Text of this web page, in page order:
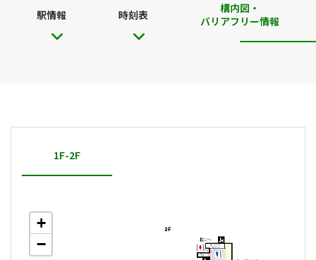
駅情報 時刻表
構内図・
バリアフリー情報
1F-2F
+
−